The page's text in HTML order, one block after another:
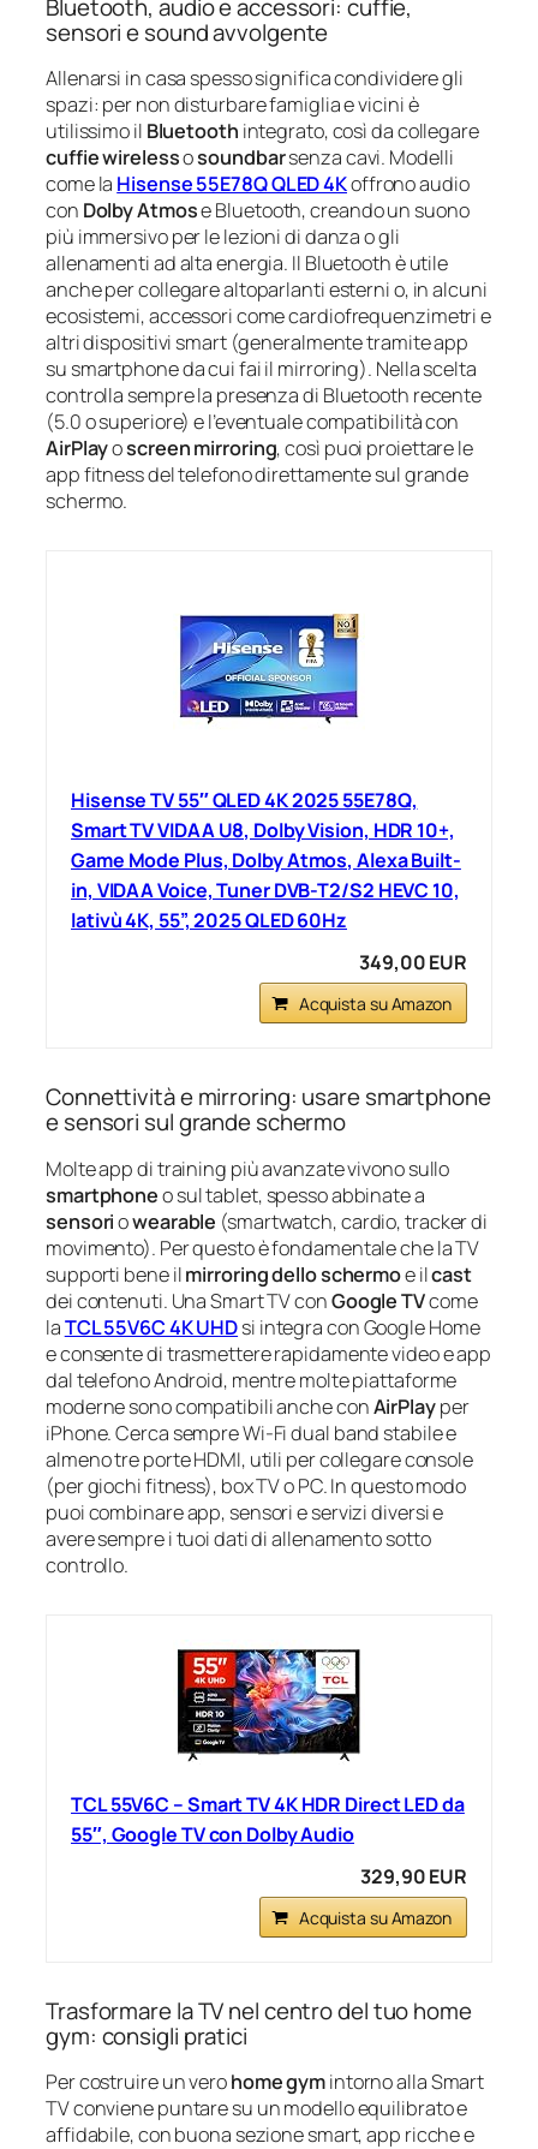
Bluetooth, audio e accessori: cuffie,
sensori e sound avvolgente
Allenarsi in casa spesso significa condividere gli
spazi: per non disturbare famiglia e vicini è
utilissimo il Bluetooth integrato, così da collegare
cuffie wirelessosoundbarsenza cavi. Modelli
come la Hisense 55E78Q QLED 4Koffrono audio
con Dolby Atmose Bluetooth, creando un suono
più immersivo per le lezioni di danza o gli
allenamenti ad alta energia. Il Bluetooth è utile
anche per collegare altoparlanti esterni o, in alcuni
ecosistemi, accessori come cardiofrequenzimetri e
altri dispositivi smart (generalmente tramite app
su smartphone da cui fai il mirroring). Nella scelta
controlla sempre la presenza di Bluetooth recente
(5.0 o superiore) e l’eventuale compatibilità con
AirPlayoscreen mirroring, così puoi proiettare le
app fitness del telefono direttamente sul grande
schermo.
Hisense TV 55″ QLED 4K 2025 55E78Q,
Smart TV VIDAA U8, Dolby Vision, HDR 10+,
Game Mode Plus, Dolby Atmos, Alexa Built-
in, VIDAA Voice, Tuner DVB-T2/S2 HEVC 10,
lativù 4K, 55”, 2025 QLED 60Hz
349,00 EUR
Acquista su Amazon
Connettività e mirroring: usare smartphone
e sensori sul grande schermo
Molte app di training più avanzate vivono sullo
smartphoneo sul tablet, spesso abbinate a
sensoriowearable (smartwatch, cardio, tracker di
movimento). Per questo è fondamentale che la TV
supporti bene ilmirroring dello schermoe ilcast
dei contenuti. Una Smart TV conGoogle TVcome
laTCL 55V6C 4K UHDsi integra con Google Home
e consente di trasmettere rapidamente video e app
dal telefono Android, mentre molte piattaforme
moderne sono compatibili anche conAirPlayper
iPhone. Cerca sempre Wi-Fi dual band stabile e
almeno tre porte HDMI, utili per collegare console
(per giochi fitness), box TV o PC. In questo modo
puoi combinare app, sensori e servizi diversi e
avere sempre i tuoi dati di allenamento sotto
controllo.
TCL 55V6C – Smart TV 4K HDR Direct LED da
55″, Google TV con Dolby Audio
329,90 EUR
Acquista su Amazon
Trasformare la TV nel centro del tuo home
gym: consigli pratici
Per costruire un verohome gymintorno alla Smart
TV conviene puntare su un modello equilibrato e
affidabile, con buona sezione smart, app ricche e